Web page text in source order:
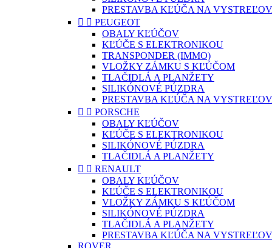
PRESTAVBA KĽÚČA NA
  PEUGEOT
OBALY KĽÚČOV
KĽÚČE S ELEKTRONIKOU
TRANSPONDER (IMMO)
VLOŽKY ZÁMKU S KĽÚČOM
TLAČIDLÁ A PLANŽETY
SILIKÓNOVÉ PÚZDRA
PRESTAVBA KĽÚČA NA
  PORSCHE
OBALY KĽÚČOV
KĽÚČE S ELEKTRONIKOU
SILIKÓNOVÉ PÚZDRA
TLAČIDLÁ A PLANŽETY
  RENAULT
OBALY KĽÚČOV
KĽÚČE S ELEKTRONIKOU
VLOŽKY ZÁMKU S KĽÚČOM
SILIKÓNOVÉ PÚZDRA
TLAČIDLÁ A PLANŽETY
PRESTAVBA KĽÚČA NA
ROVER